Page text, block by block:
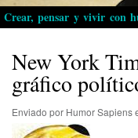
Crear, pensar y vivir con
New York
gráfico
Enviado por Humor Sapiens